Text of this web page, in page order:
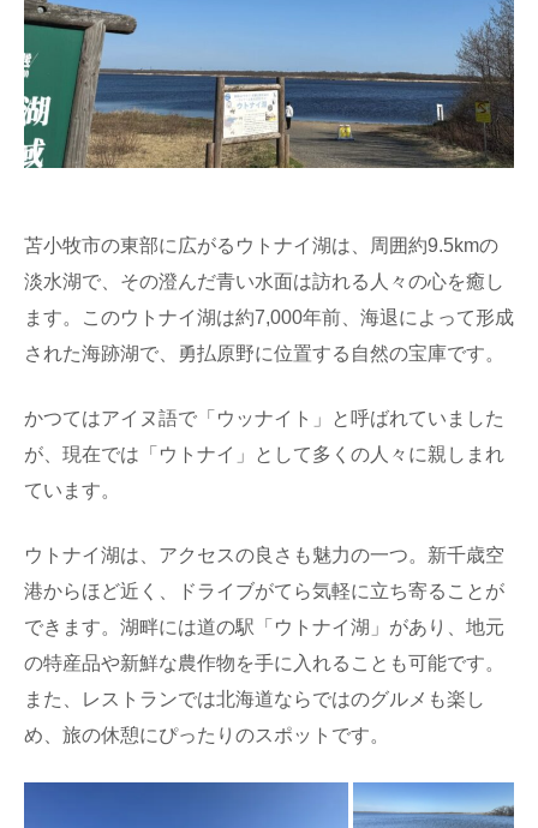
苫小牧市の東部に広がるウトナイ湖は、周囲約9.5kmの
淡水湖で、その澄んだ青い水面は訪れる人々の心を癒し
ます。このウトナイ湖は約7,000年前、海退によって形成
された海跡湖で、勇払原野に位置する自然の宝庫です。
かつてはアイヌ語で「ウッナイト」と呼ばれていました
が、現在では「ウトナイ」として多くの人々に親しまれ
ています。
ウトナイ湖は、アクセスの良さも魅力の一つ。新千歳空
港からほど近く、ドライブがてら気軽に立ち寄ることが
できます。湖畔には道の駅「ウトナイ湖」があり、地元
の特産品や新鮮な農作物を手に入れることも可能です。
また、レストランでは北海道ならではのグルメも楽し
め、旅の休憩にぴったりのスポットです。